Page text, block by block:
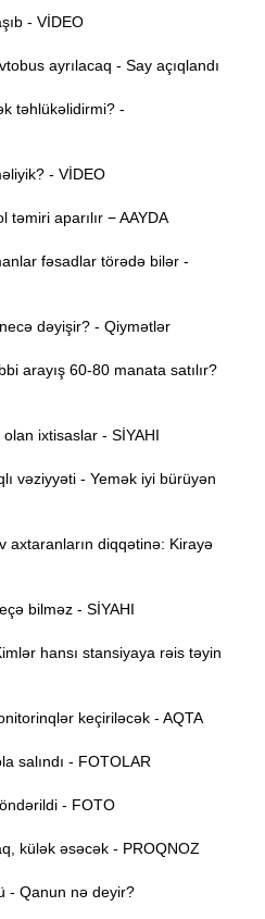
- VİDEO
ayrılacaq - Say açıqlandı
təhlükəlidirmi? -
- VİDEO
aparılır − AAYDA
fəsadlar törədə bilər -
dəyişir? - Qiymətlər
arayış 60-80 manata satılır?
ixtisaslar - SİYAHI
vəziyyəti - Yemək iyi bürüyən
diqqətinə: Kirayə
bilməz - SİYAHI
hansı stansiyaya rəis təyin
keçiriləcək - AQTA
salındı - FOTOLAR
- FOTO
külək əsəcək - PROQNOZ
- Qanun nə deyir?